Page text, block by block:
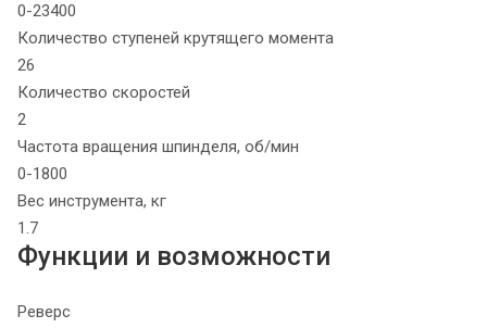
0-23400
Количество ступеней крутящего момента
26
Количество скоростей
2
Частота вращения шпинделя, об/мин
0-1800
Вес инструмента, кг
1.7
Функции и возможности
Реверс